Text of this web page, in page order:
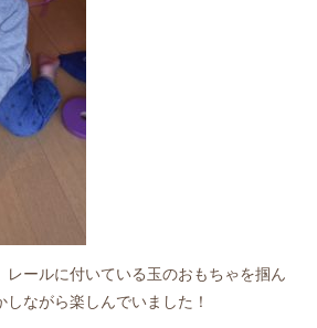
レールに付いている玉のおもちゃを掴ん
ながら楽しんでいました！